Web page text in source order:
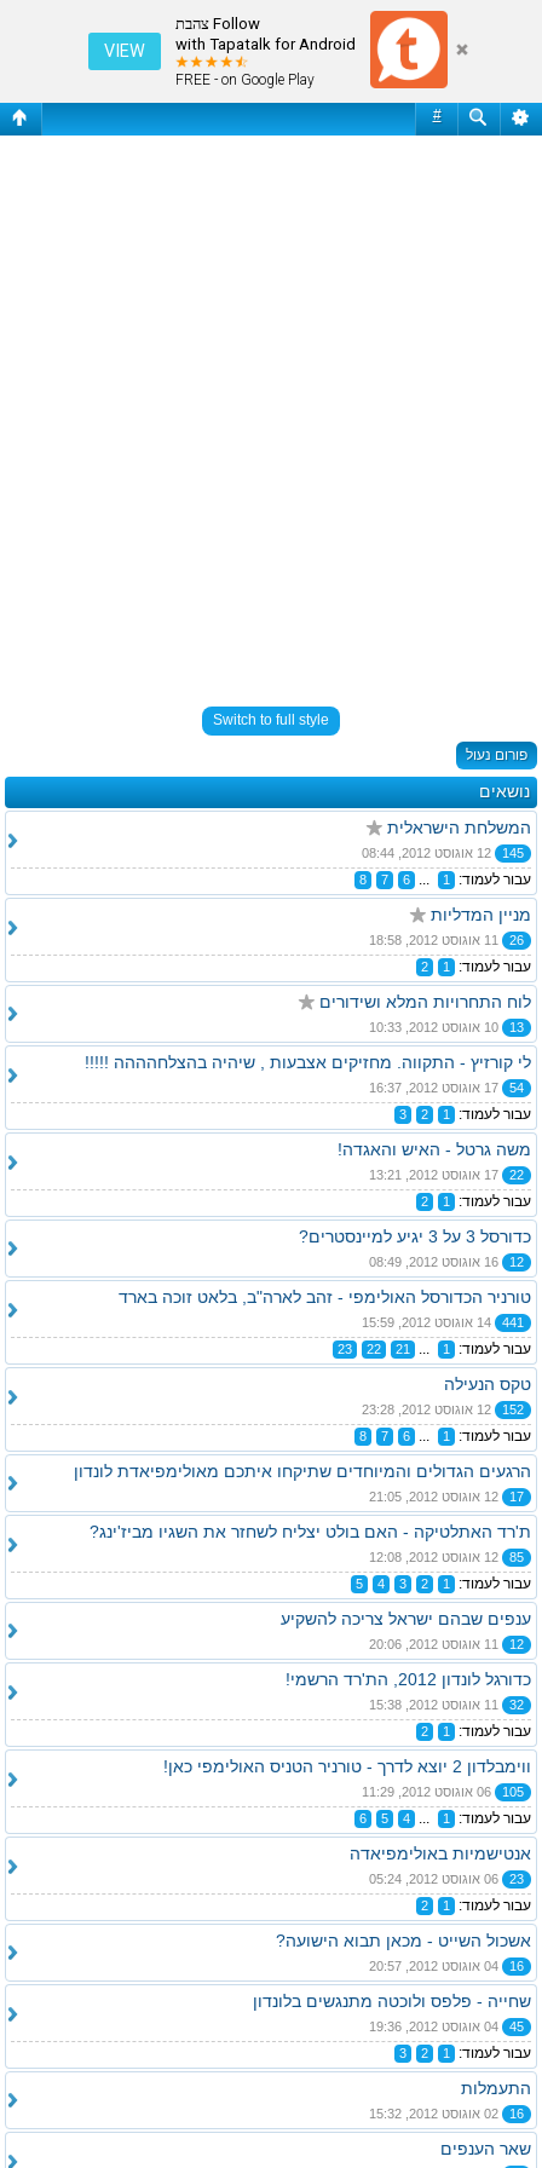
Follow צהבת
with Tapatalk for Android
FREE - on Google Play
VIEW
#
פורום אולימפיאדת לונדון - 2012
Switch to full style
פורום נעול
נושאים
המשלחת הישראלית
145
עבור לעמוד: 1
...
6
7
8
מניין המדליות
26
עבור לעמוד: 1
2
לוח התחרויות המלא ושידורים
13
לי קורזיץ - התקווה. מחזיקים אצבעות , שיהיה בהצלחהההה !!!!!
54
עבור לעמוד: 1
2
3
משה גרטל - האיש והאגדה!
22
עבור לעמוד: 1
2
כדורסל 3 על 3 יגיע למיינסטרים?
12
טורניר הכדורסל האולימפי - זהב לארה"ב, בלאט זוכה בארד
441
עבור לעמוד: 1
...
21
22
23
טקס הנעילה
152
עבור לעמוד: 1
...
6
7
8
הרגעים הגדולים והמיוחדים שתיקחו איתכם מאולימפיאדת לונדון
17
ת'רד האתלטיקה - האם בולט יצליח לשחזר את השגיו מביז'ינג?
85
עבור לעמוד: 1
2
3
4
5
ענפים שבהם ישראל צריכה להשקיע
12
כדורגל לונדון 2012, הת'רד הרשמי!
32
עבור לעמוד: 1
2
ווימבלדון 2 יוצא לדרך - טורניר הטניס האולימפי כאן!
105
עבור לעמוד: 1
...
4
5
6
אנטישמיות באולימפיאדה
23
עבור לעמוד: 1
2
אשכול השייט - מכאן תבוא הישועה?
16
שחייה - פלפס ולוכטה מתנגשים בלונדון
45
עבור לעמוד: 1
2
3
התעמלות
16
שאר הענפים